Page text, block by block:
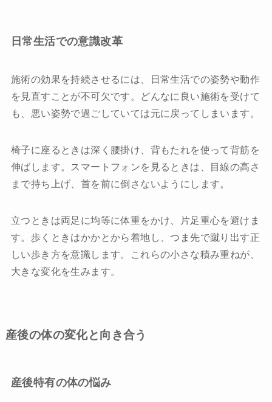
日常生活での意識改革
施術の効果を持続させるには、日常生活での姿勢や動作
を見直すことが不可欠です。どんなに良い施術を受けて
も、悪い姿勢で過ごしていては元に戻ってしまいます。
椅子に座るときは深く腰掛け、背もたれを使って背筋を
伸ばします。スマートフォンを見るときは、目線の高さ
まで持ち上げ、首を前に倒さないようにします。
立つときは両足に均等に体重をかけ、片足重心を避けま
す。歩くときはかかとから着地し、つま先で蹴り出す正
しい歩き方を意識します。これらの小さな積み重ねが、
大きな変化を生みます。
産後の体の変化と向き合う
産後特有の体の悩み